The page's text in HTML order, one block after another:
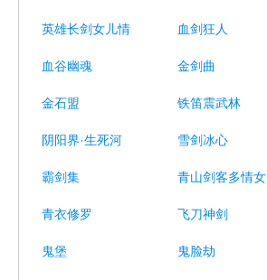
英雄长剑女儿情 血剑狂人
血谷幽魂 金剑曲
金石盟 铁笛震武林
阴阳界·生死河 雪剑冰心
霸剑集 青山剑客多情女
青衣修罗 飞刀神剑
鬼堡 鬼脸劫